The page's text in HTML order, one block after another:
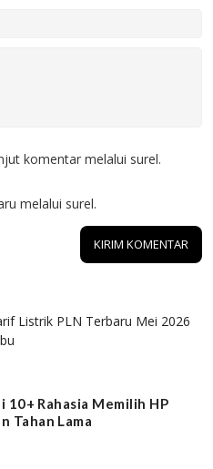
komentar melalui surel.
melalui surel.
Listrik PLN Terbaru Mei 2026
10+ Rahasia Memilih HP
Tahan Lama